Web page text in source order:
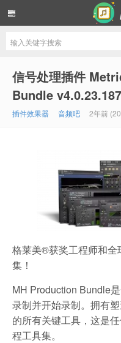
信号处理插件
Bundle
插件效果器 音频吧 2年前
格莱美®获奖工程师和
集！
MH Production Bundle
录制并开始录制。拥有
的所有关键工具，这是
程工具集。